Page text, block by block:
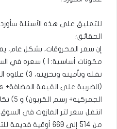
للتعليق على هذه الأسئلة
الحقائق؛
إن سعر المحروقات، بشكل
الجمركية+ رسم الكربون) و ٥) تكاليف التوزيع والمحطات.
انتقل سعر لتر المازوت في